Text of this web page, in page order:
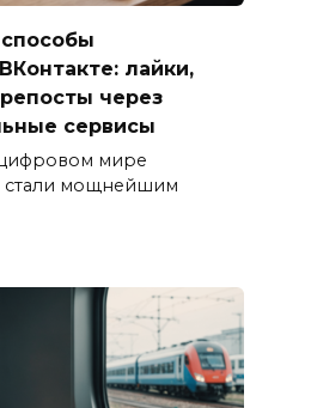
лайки,
через
сервисы
мире
стали мощнейшим